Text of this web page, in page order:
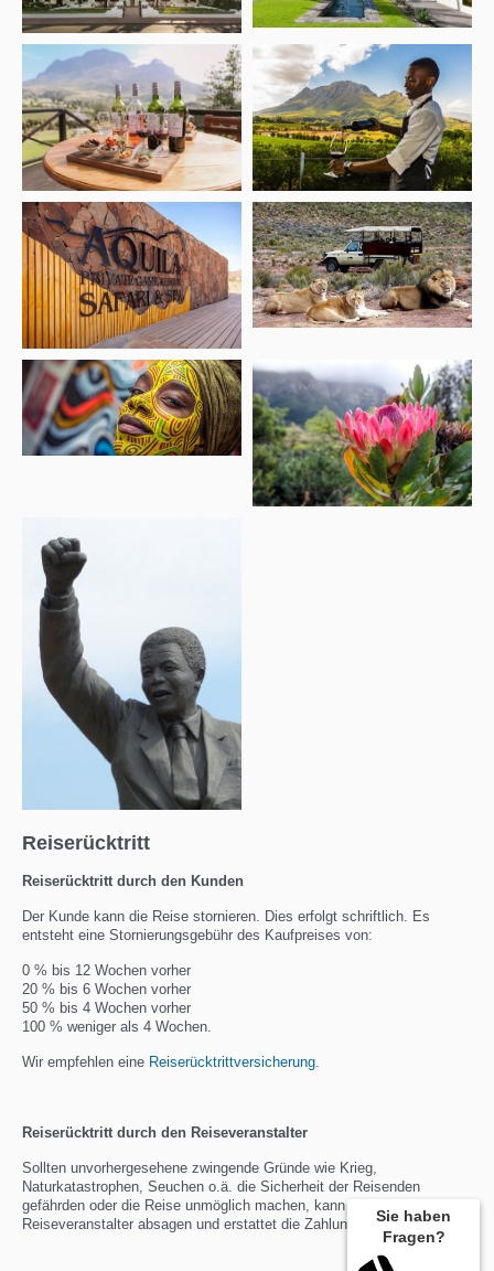
Reiserücktritt
Reiserücktritt durch den Kunden
Der Kunde kann die Reise stornieren. Dies erfolgt schriftlich.
Es
entsteht eine Stornierungsgebühr des Kaufpreises von:
0 % bis 12 Wochen vorher
20 % bis 6 Wochen vorher
50 % bis 4 Wochen vorher
100 % weniger als 4 Wochen.
Wir empfehlen eine Reiserücktrittversicherung
Reiserücktritt durch den Reiseveranstalter
Sollten unvorhergesehene zwingende Gründe wie Krieg,
Naturkatastrophen, Seuchen o.ä. die Sicherheit der Reisenden
gefährden oder die Reise unmöglich machen, kann der
Reiseveranstalter absagen und erstattet die Zahlungen zurück.
Sie haben
Fragen?